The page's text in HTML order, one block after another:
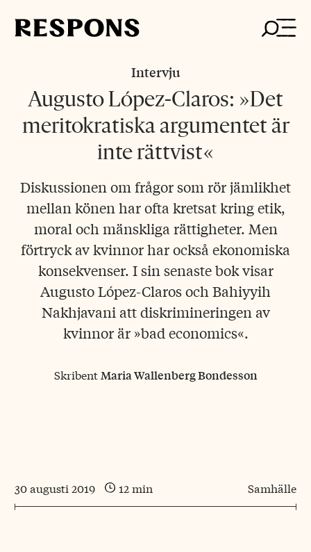
Intervju
Augusto López-Claros: »Det
meritokratiska argumentet är
inte rättvist«
Diskussionen om frågor som rör jämlikhet
mellan könen har ofta kretsat kring etik,
moral och mänskliga rättigheter. Men
förtryck av kvinnor har också ekonomiska
konsekvenser. I sin senaste bok visar
Augusto López-Claros och Bahiyyih
Nakhjavani att diskrimineringen av
kvinnor är »bad economics«.
SkribentMaria Wallenberg Bondesson
30 augusti 2019 12 min Samhälle